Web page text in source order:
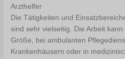
Arzthelfer
Die Tätigkeiten und
sind sehr vielseitig. Die Arbeit
Größe, bei ambulanten
Krankenhäusern oder in